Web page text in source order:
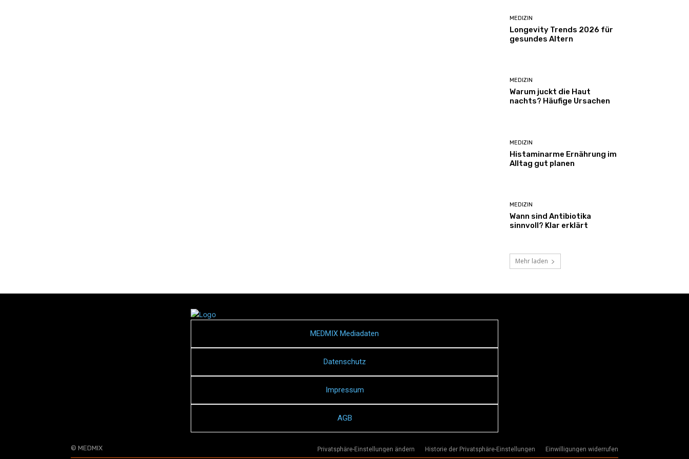
MEDIZIN
Longevity Trends 2026 für
gesundes Altern
MEDIZIN
Warum juckt die Haut
nachts? Häufige Ursachen
MEDIZIN
Histaminarme Ernährung im
Alltag gut planen
MEDIZIN
Wann sind Antibiotika
sinnvoll? Klar erklärt
Mehr laden
MEDMIX Mediadaten
Datenschutz
Impressum
AGB
© MEDMIX Privatsphäre-Einstellungen ändern Historie der Privatsphäre-Einstellungen Einwilligungen widerrufen